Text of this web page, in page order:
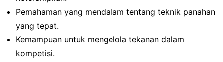
Pemahaman yang mendalam tentang teknik panahan
yang tepat.
Kemampuan untuk mengelola tekanan dalam
kompetisi.